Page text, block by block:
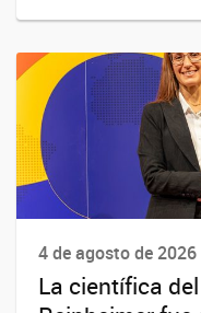
4 de agosto de 2026
La científica